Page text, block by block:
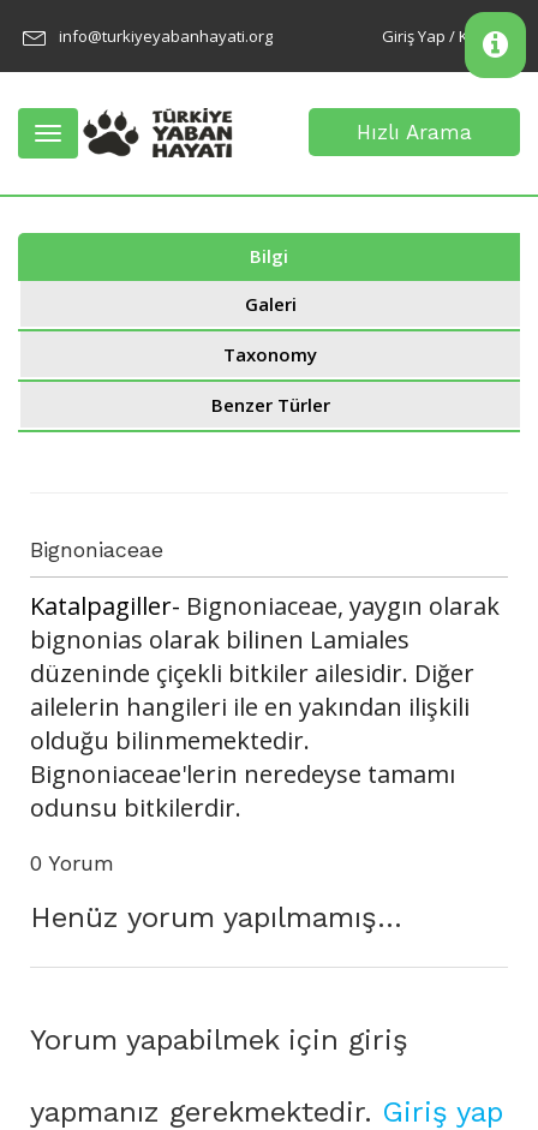
info@turkiyeyabanhayati.org Giriş Yap / Kayıt Ol
Toggle
navigation
Hızlı Arama
Bilgi
Galeri
Taxonomy
Benzer Türler
Bignoniaceae
Katalpagiller- Bignoniaceae, yaygın olarak
bignonias olarak bilinen Lamiales
düzeninde çiçekli bitkiler ailesidir. Diğer
ailelerin hangileri ile en yakından ilişkili
olduğu bilinmemektedir.
Bignoniaceae'lerin neredeyse tamamı
odunsu bitkilerdir.
0 Yorum
Henüz yorum yapılmamış...
Yorum yapabilmek için giriş
yapmanız gerekmektedir. Giriş yap